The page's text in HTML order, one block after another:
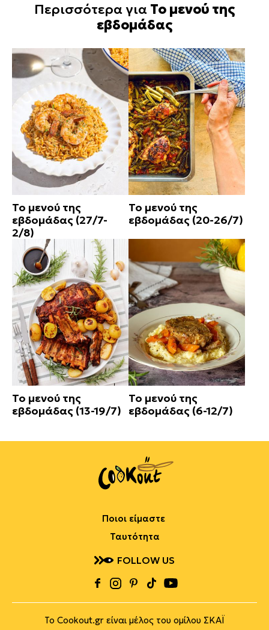
Περισσότερα για Το μενού της
εβδομάδας
Το μενού της
εβδομάδας (27/7-
2/8)
Το μενού της
εβδομάδας (20-26/7)
Το μενού της
εβδομάδας (13-19/7)
Το μενού της
εβδομάδας (6-12/7)
Ποιοι είμαστε
Ταυτότητα
FOLLOW US
Το Cookout.gr είναι μέλος του ομίλου ΣΚΑΪ